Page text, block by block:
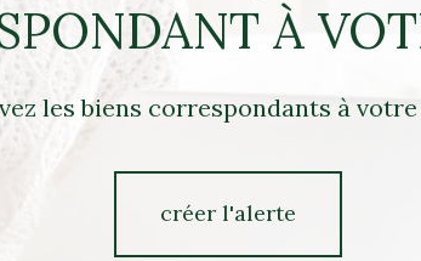
À
les biens correspondants à
créer l'alerte